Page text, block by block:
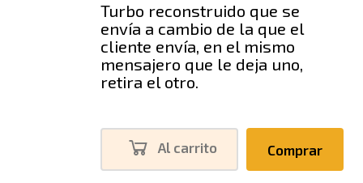
Turbo reconstruido que se
envía a cambio de la que el
cliente envía, en el mismo
mensajero que le deja uno,
retira el otro.
Al carrito Comprar